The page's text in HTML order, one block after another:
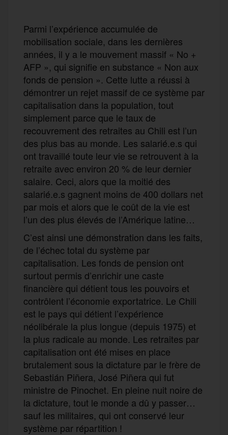
Parmi l’expérience accumulée de
mobilisation sociale, dans les dernières
années, il y a le mouvement massif « No +
AFP », qui signifie en substance « Non aux
fonds de pension ». Cette lutte a réussi à
démontrer un rejet massif de ce système par
capitalisation dans la population, tout
simplement parce que le taux de
recouvrement des retraites au Chili est l’un
des plus bas au monde. Les salarié.e.s qui
ont travaillé toute leur vie se retrouvent à la
retraite avec environ 20 % de leur dernier
salaire. Ceci, alors que la moitié des
salarié.e.s gagnent moins de 400 dollars net
par mois et alors que le coût de la vie est
l’un des plus élevés de l’Amérique latine…
C’est ainsi une démonstration dans les faits,
de l’échec total du système par
capitalisation. Les fonds de pension ont
surtout permis d’enrichir une caste
financière qui détient tous les pouvoirs et
contrôlent l’économie exportatrice. Le Chili
est le pays qui détient l’expérience
néolibérale la plus longue (depuis 1975) et
la plus radicale au monde. Les retraites par
capitalisation ont été mises en place
brutalement sous la dictature par le frère de
Sebastián Piñera, José Piñera qui fut
ministre de Pinochet. En pleine nuit noire de
la dictature, tout le monde a dû y passer…
sauf les militaires, qui ont conservé leur
système par répartition !